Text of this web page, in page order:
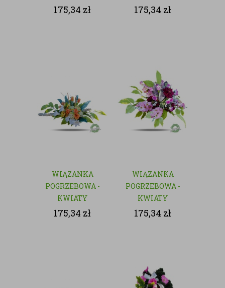
SZTUCZNE
175,34 zł
SZTUCZNE
175,34 zł
WIĄZANKA
POGRZEBOWA -
KWIATY
SZTUCZNE
175,34 zł
WIĄZANKA
POGRZEBOWA -
KWIATY
SZTUCZNE
175,34 zł